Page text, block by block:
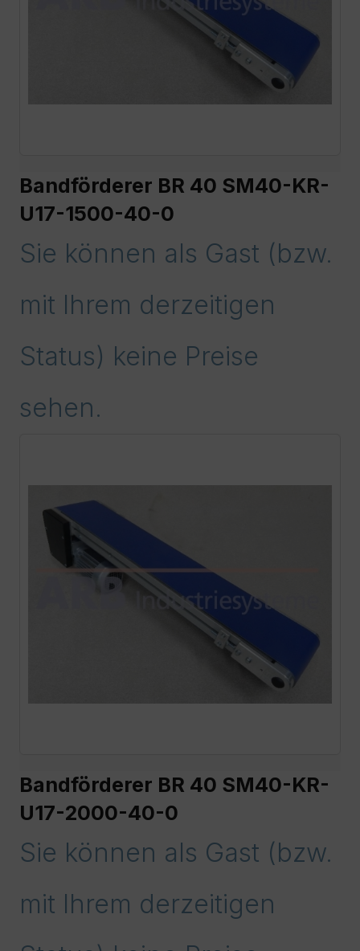
Bandförderer BR 40 SM40-KR-
U17-1500-40-0
Sie können als Gast (bzw.
mit Ihrem derzeitigen
Status) keine Preise
sehen.
Bandförderer BR 40 SM40-KR-
U17-2000-40-0
Sie können als Gast (bzw.
mit Ihrem derzeitigen